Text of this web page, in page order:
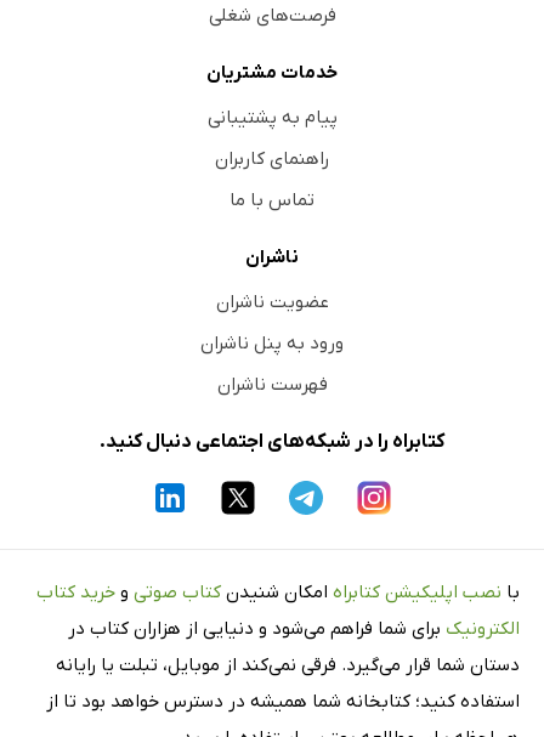
فرصت‌های شغلی
خدمات مشتریان
پیام به پشتیبانی
راهنمای کاربران
تماس با ما
ناشران
عضویت ناشران
ورود به پنل ناشران
فهرست ناشران
کتابراه را در شبکه‌های اجتماعی دنبال کنید.
با نصب اپلیکیشن کتابراه امکان شنیدن کتاب صوتی و خرید کتاب
الکترونیک برای شما فراهم می‌شود و دنیایی از هزاران کتاب در
دستان شما قرار می‌گیرد. فرقی نمی‌کند از موبایل، تبلت یا رایانه
استفاده کنید؛ کتابخانه شما همیشه در دسترس خواهد بود تا از